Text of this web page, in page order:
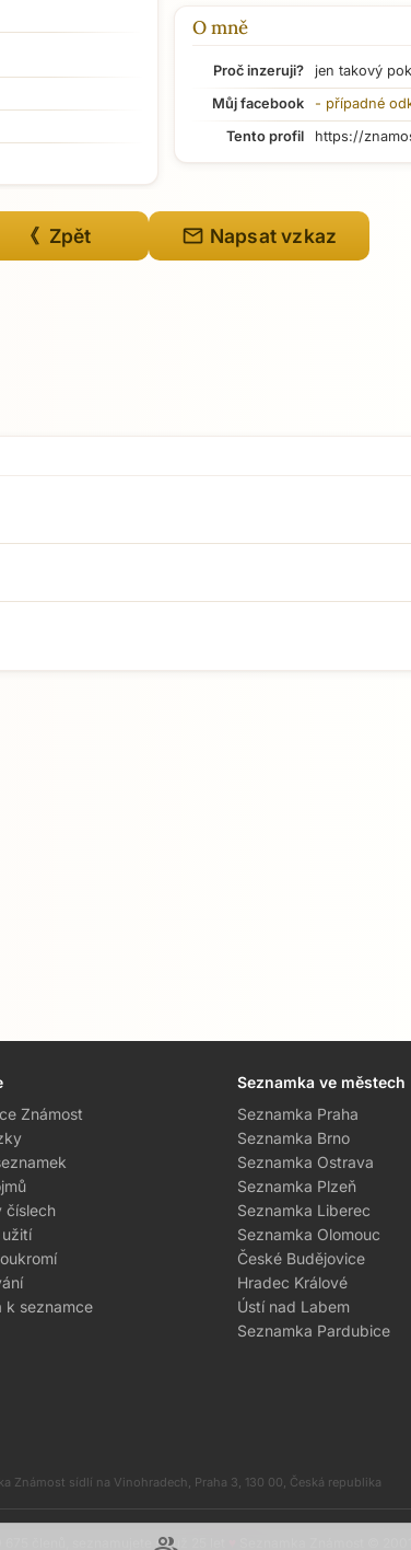
O mně
Proč inzeruji?
jen takový
Můj facebook
- případné
Tento profil
https://
《 Zpět mail Napsat vzkaz
Známost
číslech
k seznamce
Seznamka ve městech
Seznamka Praha
Seznamka Brno
Seznamka Ostrava
Seznamka Plzeň
Seznamka Liberec
Seznamka Olomouc
České Budějovice
Hradec Králové
Ústí nad Labem
Seznamka Pardubice
Známost sídlí na Vinohradech, Praha 3, 130 00, Česká republika
členů, seznamujete se už 25 let Seznamka Známost ©